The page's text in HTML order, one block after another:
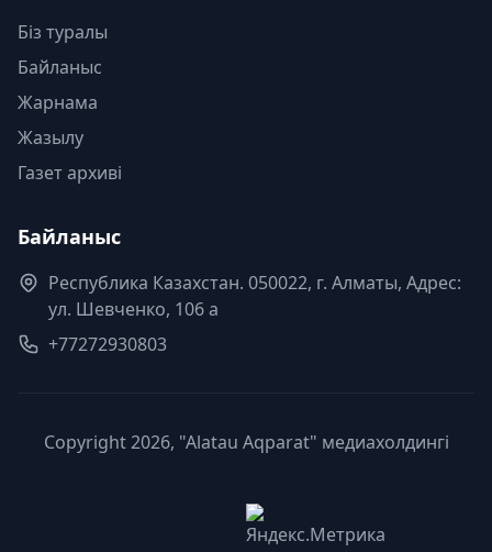
Біз туралы
Байланыс
Жарнама
Жазылу
Газет архиві
Байланыс
Республика Казахстан. 050022, г. Алматы, Адрес:
ул. Шевченко, 106 а
+77272930803
Copyright 2026, "Alatau Aqparat" медиахолдингі